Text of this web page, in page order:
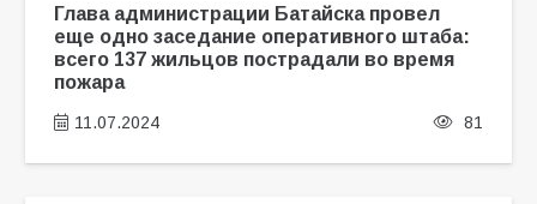
Глава администрации Батайска провел
еще одно заседание оперативного штаба:
всего 137 жильцов пострадали во время
пожара
11.07.2024 81